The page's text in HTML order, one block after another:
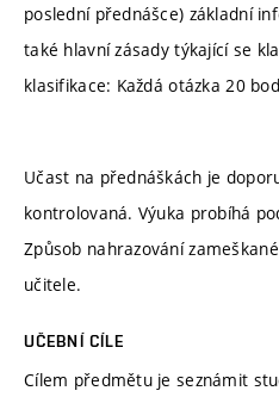
poslední přednášce) základní
také hlavní zásady týkající se
klasifikace: Každá otázka 20
Učast na přednáškách je
kontrolovaná. Výuka probíhá
Způsob nahrazování
učitele.
UČEBNÍ CÍLE
Cílem předmětu je seznámit